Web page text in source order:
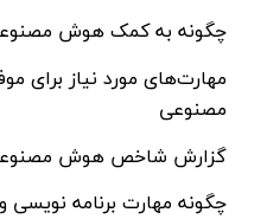
چگونه به کمک هوش
مهارت‌های مورد نیاز
مصنوعی
گزارش شاخص هوش مصنوعی
چگونه مهارت برنامه نویسی